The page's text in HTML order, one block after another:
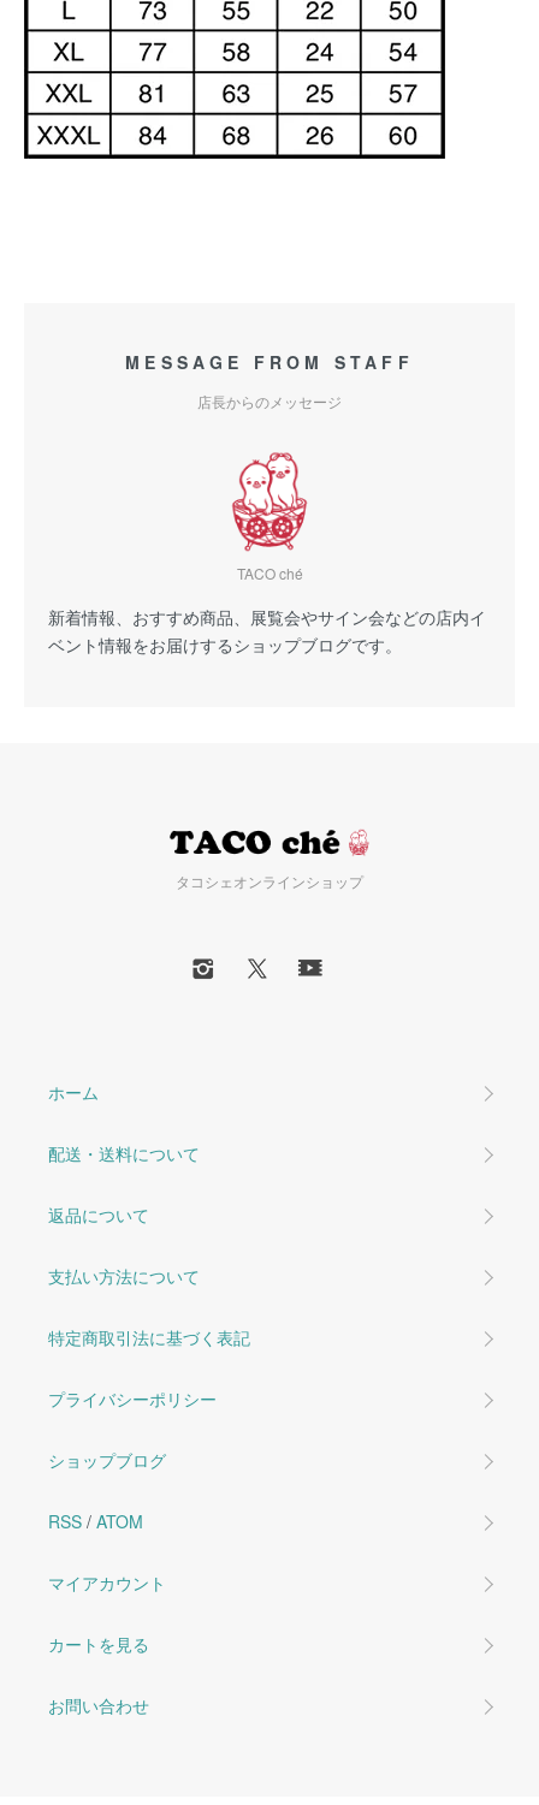
MESSAGE FROM STAFF
店長からのメッセージ
TACO ché
新着情報、おすすめ商品、展覧会やサイン会などの店内イ
ベント情報をお届けするショップブログです。
タコシェオンラインショップ
ホーム
配送・送料について
返品について
支払い方法について
特定商取引法に基づく表記
プライバシーポリシー
ショップブログ
RSS / ATOM
マイアカウント
カートを見る
お問い合わせ